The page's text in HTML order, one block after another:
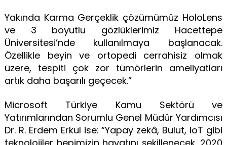
Yakında Karma Gerçeklik çözümümüz HoloLens
ve 3 boyutlu gözlüklerimiz Hacettepe
Üniversitesi’nde kullanılmaya başlanacak.
Özellikle beyin ve ortopedi cerrahisiz olmak
üzere, tespiti çok zor tümörlerin ameliyatları
artık daha başarılı geçecek.”
Microsoft Türkiye Kamu Sektörü ve
Yatırımlarından Sorumlu Genel Müdür Yardımcısı
Dr. R. Erdem Erkul ise: “Yapay zekâ, Bulut, IoT gibi